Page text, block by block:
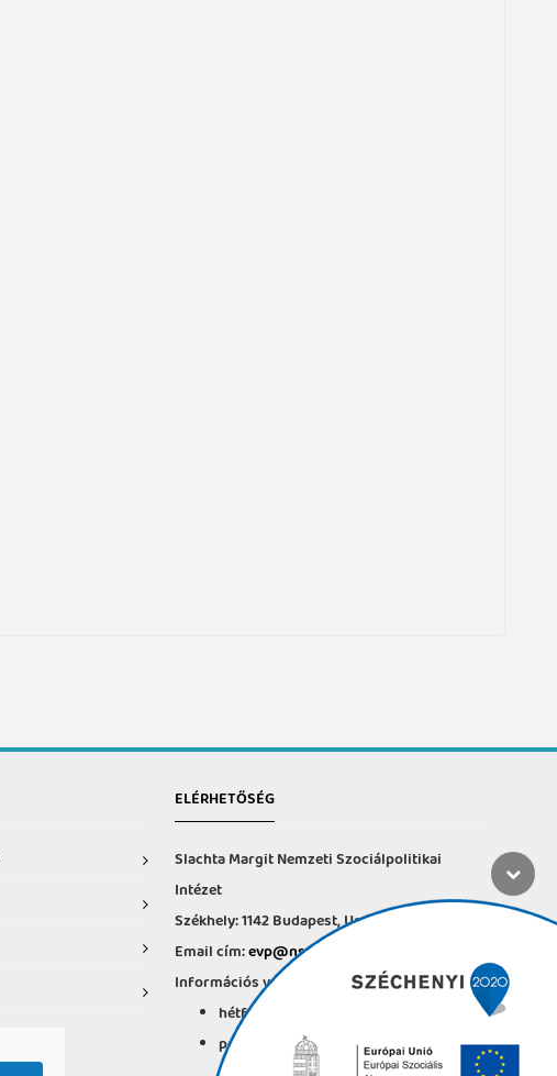
ELÉRHETŐSÉG
Slachta Margit Nemzeti Szociálpolitikai
Intézet
Székhely: 1142 Budapest, Ungvár u. 64-66.
Email cím:evp@nszi.hu
Információs vonal: +36 30 682-6371
hétfő-csütörtök: 8:00-16:00
péntek: 8:00-14.00